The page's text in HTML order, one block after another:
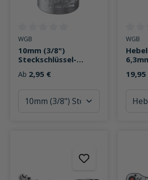
Durchschnittliche Bewertung von 0 von
WGB
10mm (3/8")
Steckschlüssel-
Ab 2,95 €
WGB
19,95